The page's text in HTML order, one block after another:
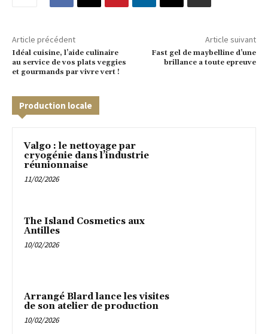
Article précédent
Idéal cuisine, l’aide culinaire
au service de vos plats veggies
et gourmands par vivre vert !
Article suivant
Fast gel de maybelline d’une
brillance a toute epreuve
Production locale
Valgo : le nettoyage par
cryogénie dans l’industrie
réunionnaise
11/02/2026
The Island Cosmetics aux
Antilles
10/02/2026
Arrangé Blard lance les visites
de son atelier de production
10/02/2026